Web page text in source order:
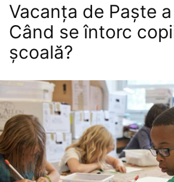
Vacanța de Paște
Când se întorc
școală?